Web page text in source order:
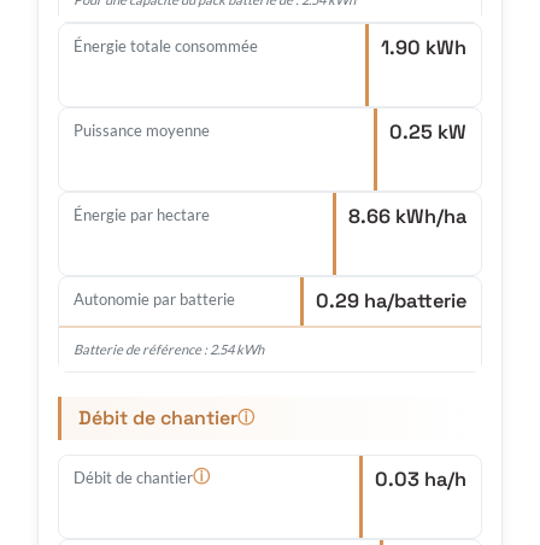
Énergie totale consommée 1.90 kWh
Puissance moyenne 0.25 kW
Énergie par hectare 8.66 kWh/ha
Autonomie par batterie 0.29 ha/batterie
Batterie de référence : 2.54 kWh
Débit de chantierⓘ
Débit de chantierⓘ 0.03 ha/h